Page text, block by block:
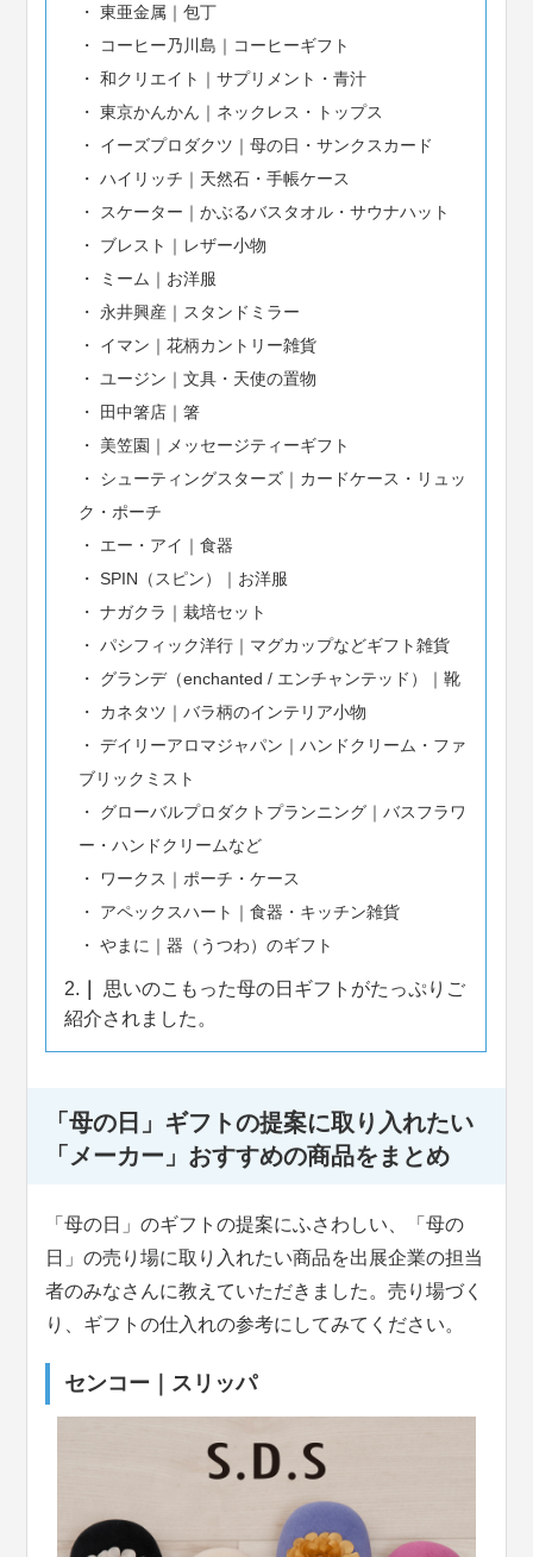
東亜金属｜包丁
コーヒー乃川島｜コーヒーギフト
和クリエイト｜サプリメント・青汁
東京かんかん｜ネックレス・トップス
イーズプロダクツ｜母の日・サンクスカード
ハイリッチ｜天然石・手帳ケース
スケーター｜かぶるバスタオル・サウナハット
ブレスト｜レザー小物
ミーム｜お洋服
永井興産｜スタンドミラー
イマン｜花柄カントリー雑貨
ユージン｜文具・天使の置物
田中箸店｜箸
美笠園｜メッセージティーギフト
シューティングスターズ｜カードケース・リュッ
ク・ポーチ
エー・アイ｜食器
SPIN（スピン）｜お洋服
ナガクラ｜栽培セット
パシフィック洋行｜マグカップなどギフト雑貨
グランデ（enchanted / エンチャンテッド）｜靴
カネタツ｜バラ柄のインテリア小物
デイリーアロマジャパン｜ハンドクリーム・ファ
ブリックミスト
グローバルプロダクトプランニング｜バスフラワ
ー・ハンドクリームなど
ワークス｜ポーチ・ケース
アペックスハート｜食器・キッチン雑貨
やまに｜器（うつわ）のギフト
2.
思いのこもった母の日ギフトがたっぷりご
紹介されました。
「母の日」ギフトの提案に取り入れたい
「メーカー」おすすめの商品をまとめ
「母の日」のギフトの提案にふさわしい、「母の
日」の売り場に取り入れたい商品を出展企業の担当
者のみなさんに教えていただきました。売り場づく
り、ギフトの仕入れの参考にしてみてください。
センコー｜スリッパ